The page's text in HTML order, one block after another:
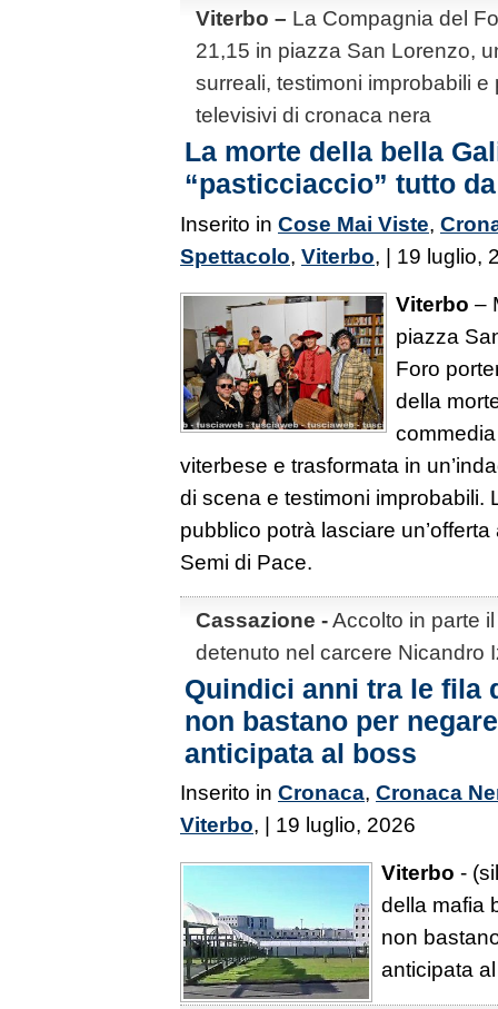
Viterbo – La Compagnia del
21,15 in piazza San Lorenzo,
surreali, testimoni improbabili
televisivi di cronaca nera
La morte della bella
“pasticciaccio” tutto
Inserito in Cose Mai Viste,
Spettacolo, Viterbo, | 19 luglio,
Viterbo –
piazza
Foro
della
viterbese e trasformata in
di scena e testimoni improbabili.
pubblico potrà lasciare
Semi di Pace.
Cassazione -Accolto in parte
detenuto nel carcere Nicandro
Quindici anni tra le fila
non bastano per
anticipata al boss
Inserito in Cronaca, Cronaca
Viterbo, | 19 luglio, 2026
Viterbo -
della mafia
non
anticipata